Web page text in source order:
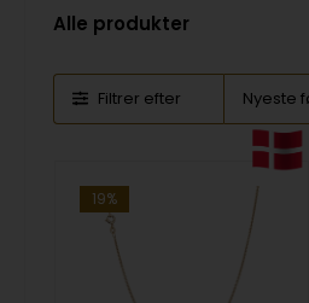
Alle produkter
Filtrer efter
19%